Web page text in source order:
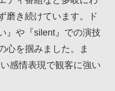
磨き続けています。ド
』や『silent』での演技
心を掴みました。ま
感情表現で観客に強い